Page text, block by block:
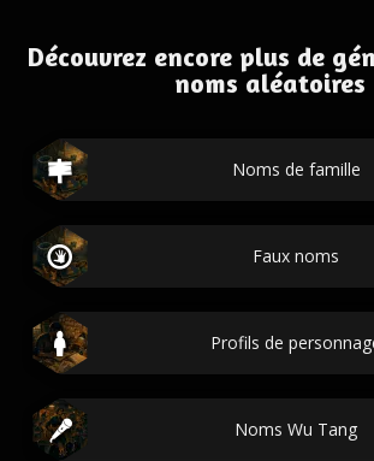
Découvrez encore plus de
noms aléatoires
Noms de famille
Faux noms
Profils de
Noms Wu Tang